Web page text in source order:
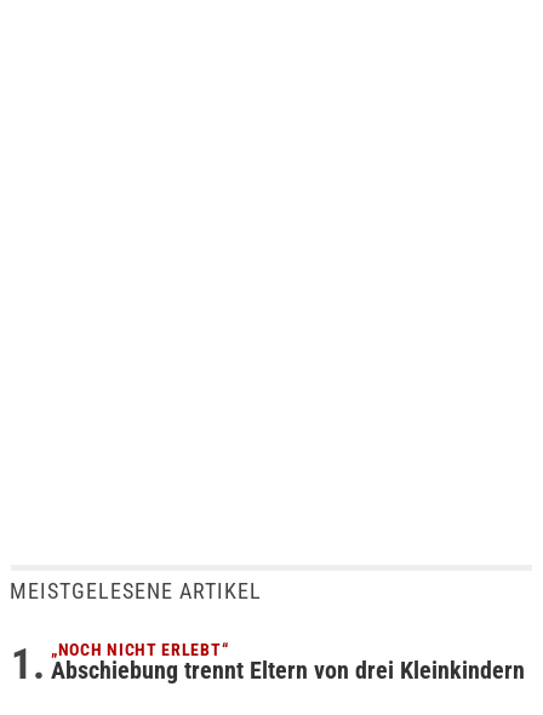
MEISTGELESENE ARTIKEL
„NOCH NICHT ERLEBT“
Abschiebung trennt Eltern von drei Kleinkindern